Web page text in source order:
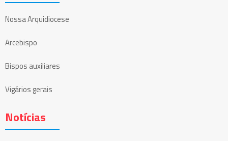
Nossa Arquidiocese
Arcebispo
Bispos auxiliares
Vigários gerais
Notícias